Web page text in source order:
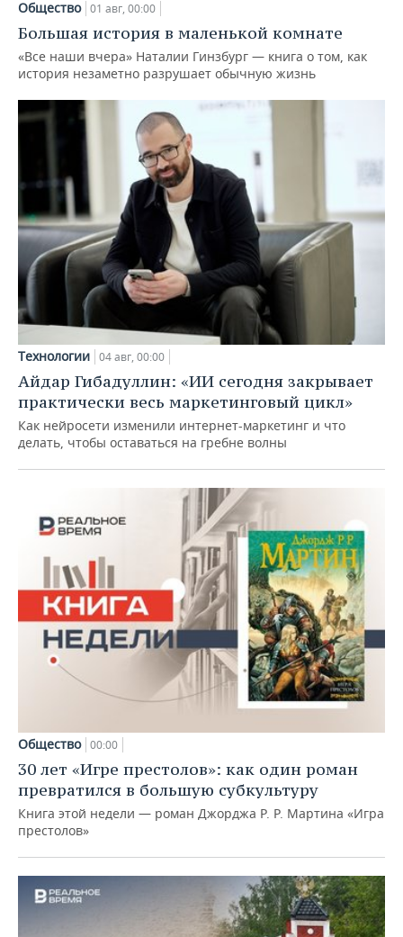
Общество 01 авг, 00:00
Большая история в маленькой комнате
«Все наши вчера» Наталии Гинзбург — книга о том, как
история незаметно разрушает обычную жизнь
Технологии 04 авг, 00:00
Айдар Гибадуллин: «ИИ сегодня закрывает
практически весь маркетинговый цикл»
Как нейросети изменили интернет-маркетинг и что
делать, чтобы оставаться на гребне волны
Общество 00:00
30 лет «Игре престолов»: как один роман
превратился в большую субкультуру
Книга этой недели — роман Джорджа Р. Р. Мартина «Игра
престолов»